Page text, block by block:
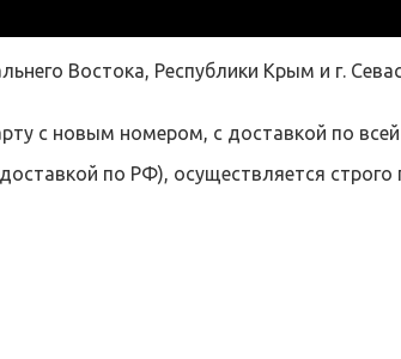
Востока, Республики Крым и г.
с новым номером, с доставкой по
по РФ), осуществляется